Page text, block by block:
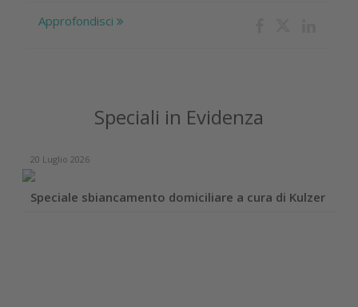
Approfondisci
Speciali in Evidenza
20 Luglio 2026
Speciale sbiancamento domiciliare a cura di Kulzer